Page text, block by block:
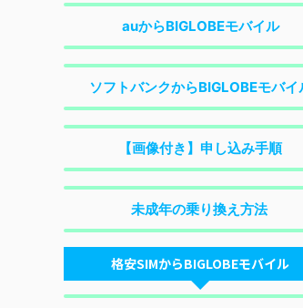
auからBIGLOBEモバイル
ソフトバンクからBIGLOBEモバイ
【画像付き】申し込み手順
未成年の乗り換え方法
格安SIMからBIGLOBEモバイル